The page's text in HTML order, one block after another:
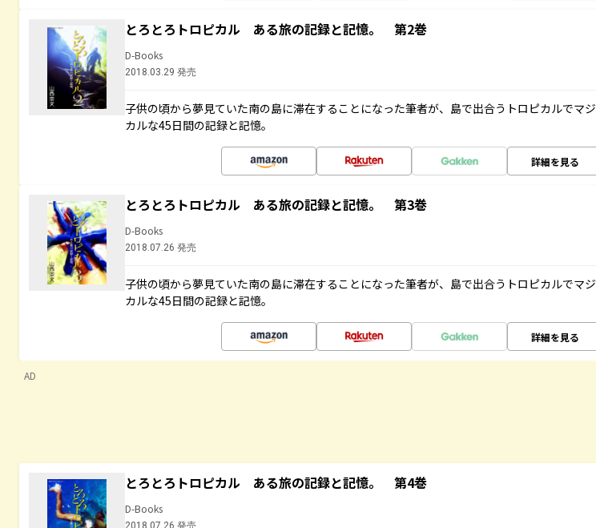
とろとろトロピカル ある旅の記録と記憶。 第2巻
D-Books
2018.03.29 発売
子供の頃から夢見ていた南の島に滞在することになった筆者が、島で出合うトロピカルでマジ
カルな45日間の記録と記憶。
詳細を見る
とろとろトロピカル ある旅の記録と記憶。 第3巻
D-Books
2018.07.26 発売
子供の頃から夢見ていた南の島に滞在することになった筆者が、島で出合うトロピカルでマジ
カルな45日間の記録と記憶。
詳細を見る
AD
とろとろトロピカル ある旅の記録と記憶。 第4巻
D-Books
2018.07.26 発売